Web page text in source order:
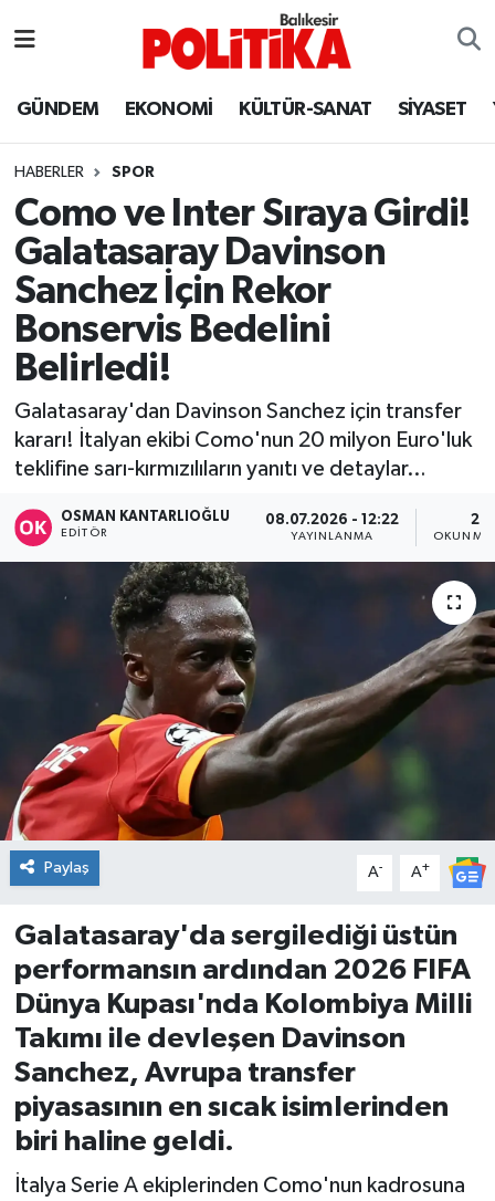
GÜNDEM EKONOMİ KÜLTÜR-SANAT SİYASET
HABERLER SPOR
Como ve Inter Sıraya Girdi!
Galatasaray Davinson
Sanchez İçin Rekor
Bonservis Bedelini
Belirledi!
Galatasaray'dan Davinson Sanchez için transfer
kararı! İtalyan ekibi Como'nun 20 milyon Euro'luk
teklifine sarı-kırmızılıların yanıtı ve detaylar…
OSMAN KANTARLIOĞLU
EDITÖR
08.07.2026 - 12:22
YAYINLANMA
2
OKUNMA
Paylaş A- A+
Galatasaray'da sergilediği üstün
performansın ardından 2026 FIFA
Dünya Kupası'nda Kolombiya Milli
Takımı ile devleşen Davinson
Sanchez, Avrupa transfer
piyasasının en sıcak isimlerinden
biri haline geldi.
İtalya Serie A ekiplerinden Como'nun kadrosuna
Ayvalık
Bandırma
Bigadiç
BİYOGRAFİLER
Burhaniye
ÇEVRE
DÜNYA
Dursunbey
Edremit
EĞİTİM
EKONOMİ
Erdek
Gömeç
Gönen
İvrindi
KENT GÜNDEMİ
Kepsut
Balıkesir Hava Durumu
Balıkesir Namaz Vakitleri
Balıkesir Trafik Yoğunluk Haritası
Süper Lig Puan Durumu ve Fikstür
Tüm Manşetler
Son Dakika Haberleri
Haber Arşivi